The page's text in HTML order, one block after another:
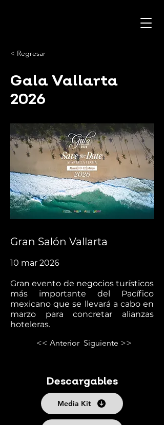
< Regresar
Gala Vallarta
2026
Gran Salón Vallarta
10 mar 2026
Gran evento de negocios turísticos
más importante del Pacífico
mexicano que se llevará a cabo en
marzo para concretar alianzas
hoteleras.
<< Anterior Siguiente >>
Descargables
Media Kit